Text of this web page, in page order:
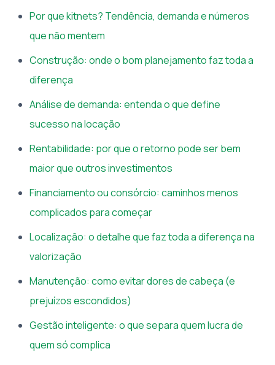
Por que kitnets? Tendência, demanda e números
que não mentem
Construção: onde o bom planejamento faz toda a
diferença
Análise de demanda: entenda o que define
sucesso na locação
Rentabilidade: por que o retorno pode ser bem
maior que outros investimentos
Financiamento ou consórcio: caminhos menos
complicados para começar
Localização: o detalhe que faz toda a diferença na
valorização
Manutenção: como evitar dores de cabeça (e
prejuízos escondidos)
Gestão inteligente: o que separa quem lucra de
quem só complica